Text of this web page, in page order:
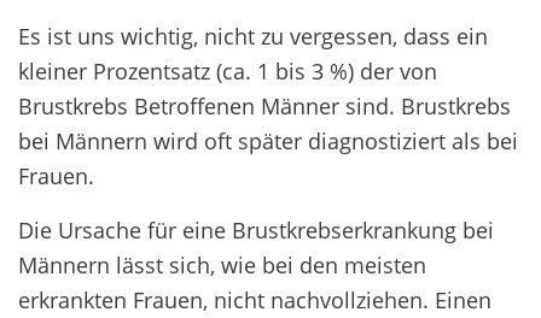
Es ist uns wichtig, nicht zu vergessen, dass ein
kleiner Prozentsatz (ca. 1 bis 3 %) der von
Brustkrebs Betroffenen Männer sind. Brustkrebs
bei Männern wird oft später diagnostiziert als bei
Frauen.
Die Ursache für eine Brustkrebserkrankung bei
Männern lässt sich, wie bei den meisten
erkrankten Frauen, nicht nachvollziehen. Einen